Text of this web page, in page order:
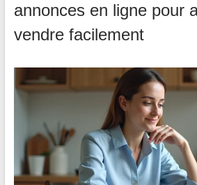
annonces en ligne pour
vendre facilement